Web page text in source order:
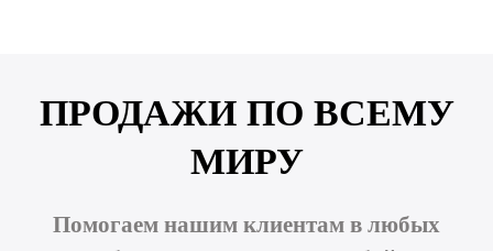
ПРОДАЖИ ПО ВСЕМУ
МИРУ
Помогаем нашим клиентам в любых